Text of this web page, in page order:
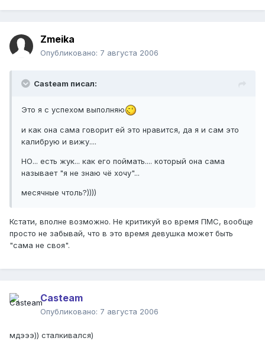
Zmeika
Опубликовано: 7 августа 2006
Casteam писал:
Это я с успехом выполняю
и как она сама говорит ей это нравится, да я и сам это
калибрую и вижу....
НО... есть жук... как его поймать.... который она сама
называет "я не знаю чё хочу"...
месячные чтоль?))))
Кстати, вполне возможно. Не критикуй во время ПМС, вообще
просто не забывай, что в это время девушка может быть
"сама не своя".
Casteam
Опубликовано: 7 августа 2006
мдэээ)) сталкивался)